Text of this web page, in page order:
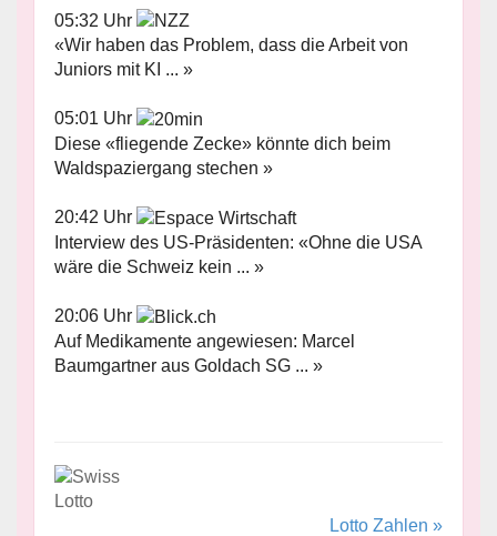
05:32 Uhr
«Wir haben das Problem, dass die Arbeit von
Juniors mit KI ... »
05:01 Uhr
Diese «fliegende Zecke» könnte dich beim
Waldspaziergang stechen »
20:42 Uhr
Interview des US-Präsidenten: «Ohne die USA
wäre die Schweiz kein ... »
20:06 Uhr
Auf Medikamente angewiesen: Marcel
Baumgartner aus Goldach SG ... »
Lotto Zahlen »